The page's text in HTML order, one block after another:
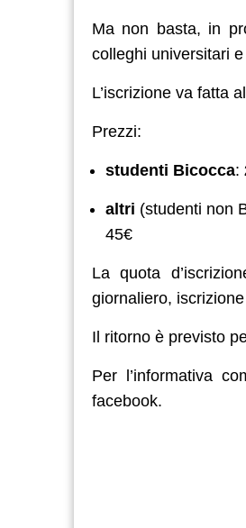
Ma non basta, in
colleghi universitari
L’iscrizione va fatta
Prezzi:
studenti Bicocca:
altri (studenti non
45€
La quota
giornaliero,
Il ritorno è previsto
Per l’informativa
facebook.